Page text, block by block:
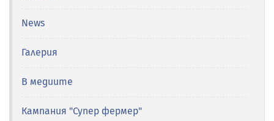
News
Галерия
В медиите
Кампания "Супер фермер"